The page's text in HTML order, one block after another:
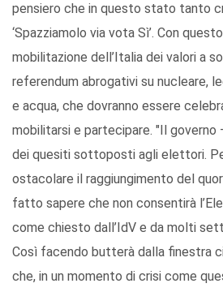
pensiero che in questo stato tanto
‘Spazziamolo via vota Sì’. Con
mobilitazione dell’Italia dei valori a
referendum abrogativi su nucleare,
e acqua, che dovranno essere
mobilitarsi e partecipare. "Il governo
dei quesiti sottoposti agli elettori.
ostacolare il raggiungimento del
fatto sapere che non consentirà
come chiesto dall’IdV e da molti
Così facendo butterà dalla finestra
che, in un momento di crisi come